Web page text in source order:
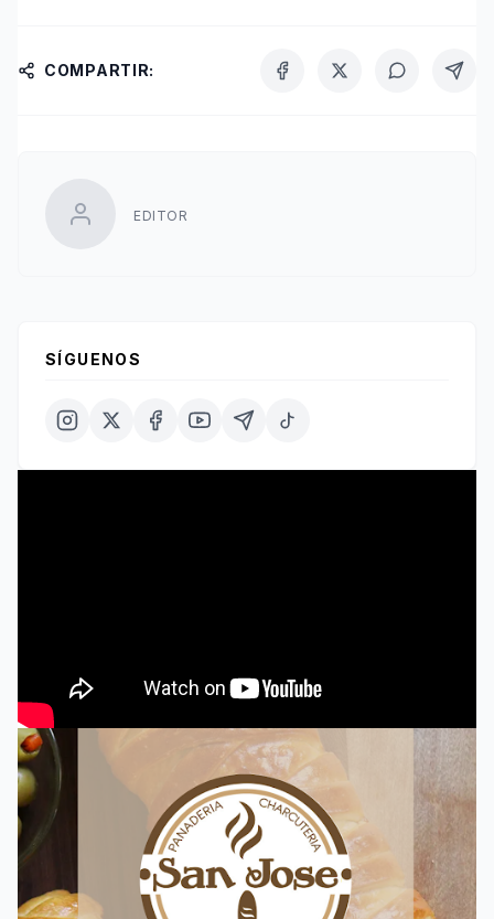
COMPARTIR:
EDITOR
SÍGUENOS